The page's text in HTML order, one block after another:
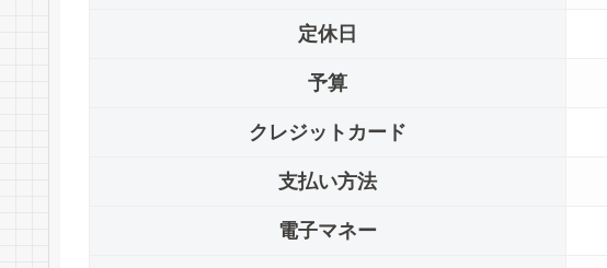
定休日
予算
クレジットカード
支払い方法
電子マネー